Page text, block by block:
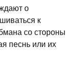
о
к
со стороны
песнь или их